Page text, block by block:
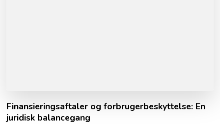
Finansieringsaftaler og forbrugerbeskyttelse: En
juridisk balancegang